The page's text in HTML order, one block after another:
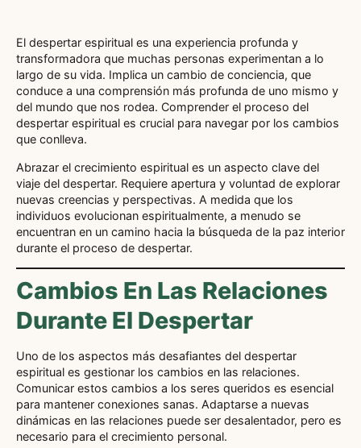
El despertar espiritual es una experiencia profunda y
transformadora que muchas personas experimentan a lo
largo de su vida. Implica un cambio de conciencia, que
conduce a una comprensión más profunda de uno mismo y
del mundo que nos rodea. Comprender el proceso del
despertar espiritual es crucial para navegar por los cambios
que conlleva.
Abrazar el crecimiento espiritual es un aspecto clave del
viaje del despertar. Requiere apertura y voluntad de explorar
nuevas creencias y perspectivas. A medida que los
individuos evolucionan espiritualmente, a menudo se
encuentran en un camino hacia la búsqueda de la paz interior
durante el proceso de despertar.
Cambios En Las Relaciones
Durante El Despertar
Uno de los aspectos más desafiantes del despertar
espiritual es gestionar los cambios en las relaciones.
Comunicar estos cambios a los seres queridos es esencial
para mantener conexiones sanas. Adaptarse a nuevas
dinámicas en las relaciones puede ser desalentador, pero es
necesario para el crecimiento personal.